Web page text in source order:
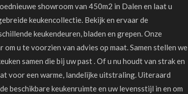
showroom van 450m2 in Dalen en laat u
keukencollectie. Bekijk en ervaar de
keukendeuren, bladen en grepen. Onze
u te voorzien van advies op maat. Samen stellen we
samen die bij uw past . Of u nu houdt van strak en
voor een warme, landelijke uitstraling. Uiteraard
beschikbare keukenruimte en uw levensstijl in en om